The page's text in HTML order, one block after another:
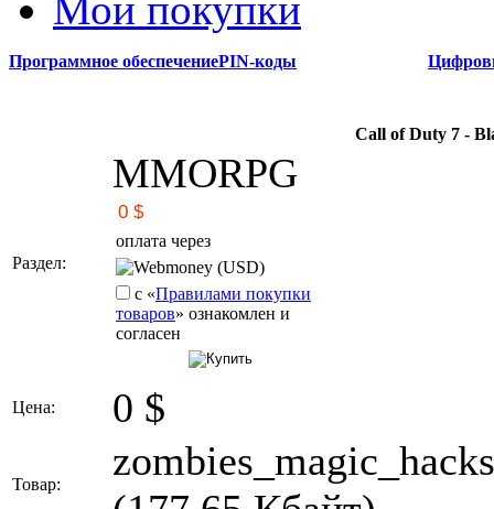
Программное обеспечениеPIN-коды
Call of Duty 7 -
Раздел:
MMORPG
оплата через
Webmoney (USD)
с «Правилами покупки
товаров» ознакомлен и
согласен
Цена: 0 $
Товар: